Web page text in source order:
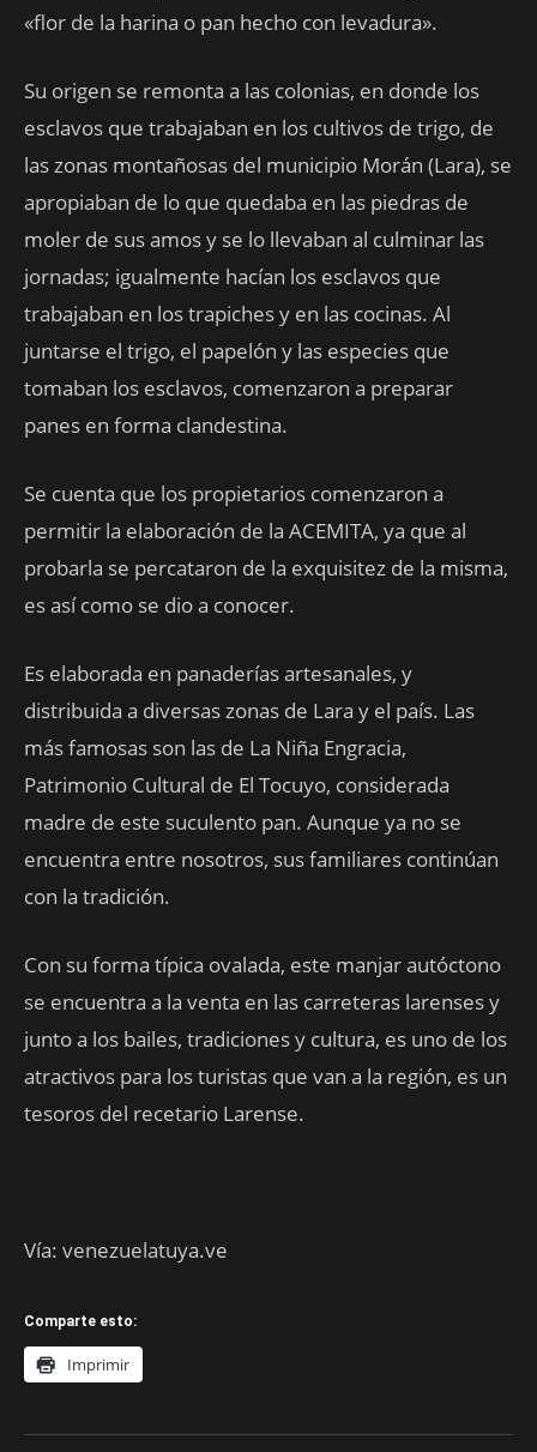
«flor de la harina o pan hecho con levadura».
Su origen se remonta a las colonias, en donde los
esclavos que trabajaban en los cultivos de trigo, de
las zonas montañosas del municipio Morán (Lara), se
apropiaban de lo que quedaba en las piedras de
moler de sus amos y se lo llevaban al culminar las
jornadas; igualmente hacían los esclavos que
trabajaban en los trapiches y en las cocinas. Al
juntarse el trigo, el papelón y las especies que
tomaban los esclavos, comenzaron a preparar
panes en forma clandestina.
Se cuenta que los propietarios comenzaron a
permitir la elaboración de la ACEMITA, ya que al
probarla se percataron de la exquisitez de la misma,
es así como se dio a conocer.
Es elaborada en panaderías artesanales, y
distribuida a diversas zonas de Lara y el país. Las
más famosas son las de La Niña Engracia,
Patrimonio Cultural de El Tocuyo, considerada
madre de este suculento pan. Aunque ya no se
encuentra entre nosotros, sus familiares continúan
con la tradición.
Con su forma típica ovalada, este manjar autóctono
se encuentra a la venta en las carreteras larenses y
junto a los bailes, tradiciones y cultura, es uno de los
atractivos para los turistas que van a la región, es un
tesoros del recetario Larense.
Vía: venezuelatuya.ve
Comparte esto:
Imprimir